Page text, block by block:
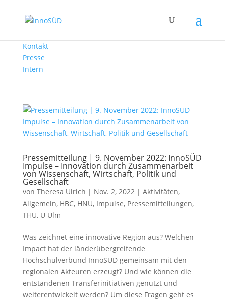
Kontakt
Presse
Intern
Pressemitteilung | 9. November 2022: InnoSÜD
Impulse – Innovation durch Zusammenarbeit
von Wissenschaft, Wirtschaft, Politik und
Gesellschaft
von Theresa Ulrich | Nov. 2, 2022| Aktivitäten,
Allgemein, HBC, HNU, Impulse, Pressemitteilungen,
THU, U Ulm
Was zeichnet eine innovative Region aus? Welchen
Impact hat der länderübergreifende
Hochschulverbund InnoSÜD gemeinsam mit den
regionalen Akteuren erzeugt? Und wie können die
entstandenen Transferinitiativen genutzt und
weiterentwickelt werden? Um diese Fragen geht es